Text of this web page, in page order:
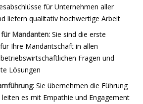
für Unternehmen aller
liefern qualitativ hochwertige Arbeit
Mandanten: Sie sind die erste
Ihre Mandantschaft in allen
Fragen und
Lösungen
Sie übernehmen die Führung
es mit Empathie und Engagement